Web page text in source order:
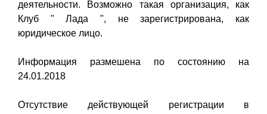
деятельности. Возможно такая организация, как
Клуб " Лада ", не зарегистрирована, как
юридическое лицо.
Информация размешена по состоянию на
24.01.2018
Отсутствие действующей регистрации в